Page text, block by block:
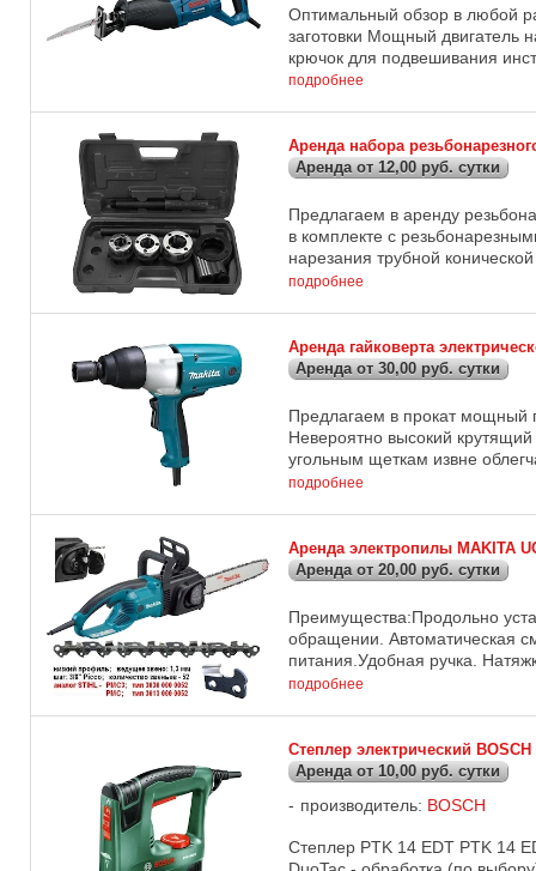
Оптимальный обзор в любой
заготовки Мощный двигатель
крючок для подвешивания
подробнее
Аренда набора
Аренда от 12,00 руб. сутки
Предлагаем в аренду
в комплекте с
нарезания трубной
подробнее
Аренда гайковерта
Аренда от 30,00 руб. сутки
Предлагаем в прокат мощный
Невероятно высокий
угольным щеткам извне
подробнее
Аренда электропилы MAKITA
Аренда от 20,00 руб. сутки
Преимущества:Продольно
обращении. Автоматическая
питания.Удобная ручка.
подробнее
Степлер электрический BOSCH
Аренда от 10,00 руб. сутки
производитель: BOSCH
Степлер PTK 14 EDT PTK 14